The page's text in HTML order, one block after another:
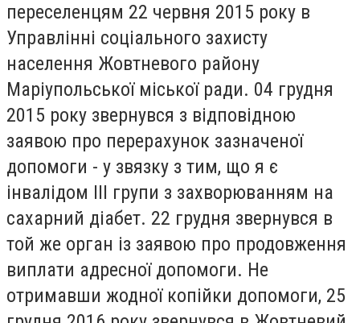
переселенцям 22 червня 2015 року в
Управлінні соціального захисту
населення Жовтневого району
Маріупольської міської ради. 04 грудня
2015 року звернувся з відповідною
заявою про перерахунок зазначеної
допомоги - у звязку з тим, що я є
інвалідом III групи з захворюванням на
сахарний діабет. 22 грудня звернувся в
той же орган із заявою про продовження
виплати адресної допомоги. Не
отримавши жодної копійки допомоги, 25